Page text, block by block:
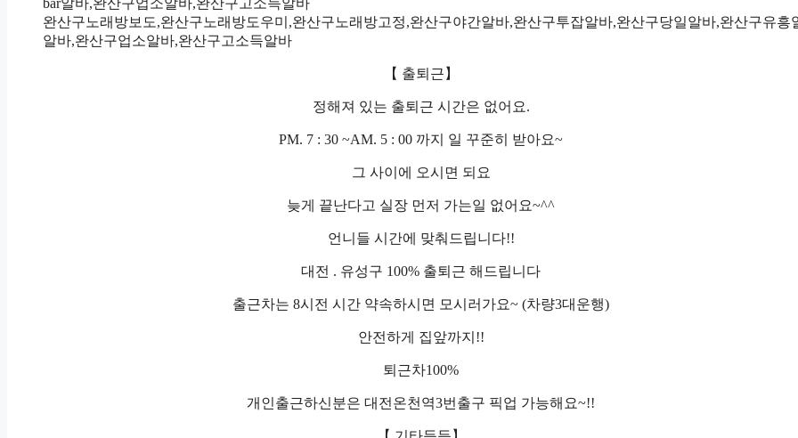
완산구노래방보도,완산구노래방도우미,완산구노래방고정,완산구야간알바,완산구투잡알바,완산구당일알바,완산구유흥
알바,완산구업소알바,완산구고소득알바
【 출퇴근】
정해져 있는 출퇴근 시간은 없어요.
PM. 7 : 30 ~AM. 5 : 00 까지 일 꾸준히 받아요~
그 사이에 오시면 되요
늦게 끝난다고 실장 먼저 가는일 없어요~^^
언니들 시간에 맞춰드립니다!!
대전 . 유성구 100% 출퇴근 해드립니다
출근차는 8시전 시간 약속하시면 모시러가요~ (차량3대운행)
안전하게 집앞까지!!
퇴근차100%
개인출근하신분은 대전온천역3번출구 픽업 가능해요~!!